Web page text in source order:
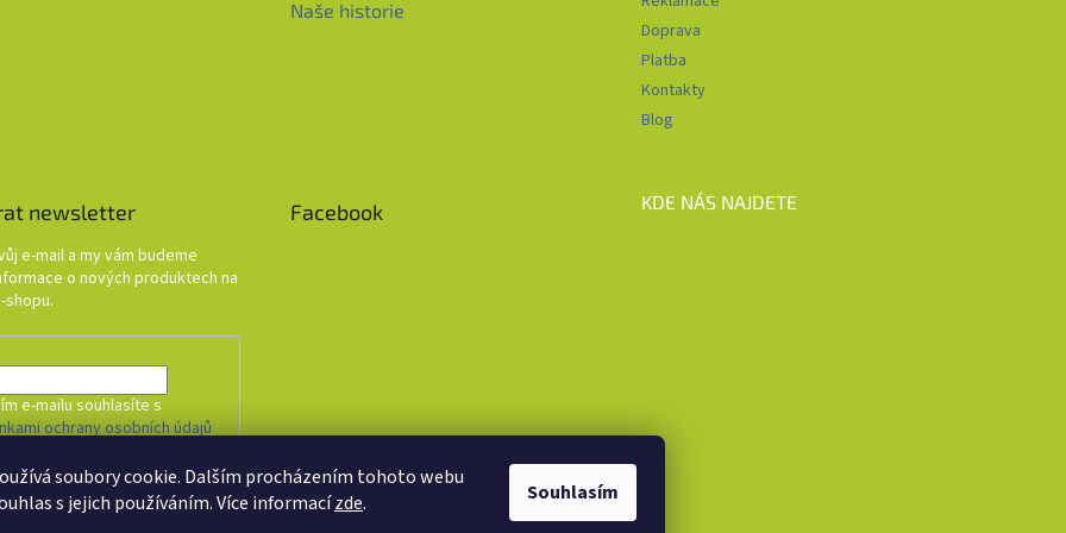
soubory cookie. Dalším procházením tohoto webu
s jejich používáním. Více informacízde. Souhlasím
Naše historie
Doprava
Platba
Kontakty
Blog
newsletter
e-mail a my vám budeme
o nových produktech na
shopu.
e-mailu souhlasíte s
ochrany osobních údajů
SE
Facebook KDE NÁS NAJDETE